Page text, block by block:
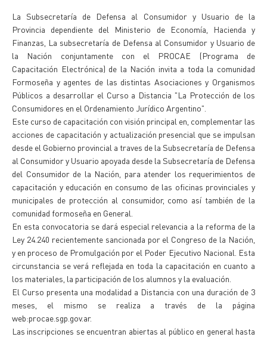
La Subsecretaría de Defensa al Consumidor y Usuario de la
Provincia dependiente del Ministerio de Economía, Hacienda y
Finanzas, La subsecretaría de Defensa al Consumidor y Usuario de
la Nación conjuntamente con el PROCAE (Programa de
Capacitación Electrónica) de la Nación invita a toda la comunidad
Formoseña y agentes de las distintas Asociaciones y Organismos
Públicos a desarrollar el Curso a Distancia "La Protección de los
Consumidores en el Ordenamiento Jurídico Argentino".
Este curso de capacitación con visión principal en, complementar las
acciones de capacitación y actualización presencial que se impulsan
desde el Gobierno provincial a traves de la Subsecretaría de Defensa
al Consumidor y Usuario apoyada desde la Subsecretaría de Defensa
del Consumidor de la Nación, para atender los requerimientos de
capacitación y educación en consumo de las oficinas provinciales y
municipales de protección al consumidor, como así también de la
comunidad formoseña en General.
En esta convocatoria se dará especial relevancia a la reforma de la
Ley 24.240 recientemente sancionada por el Congreso de la Nación,
y en proceso de Promulgación por el Poder Ejecutivo Nacional. Esta
circunstancia se verá reflejada en toda la capacitación en cuanto a
los materiales, la participación de los alumnos y la evaluación.
El Curso presenta una modalidad a Distancia con una duración de 3
meses, el mismo se realiza a través de la página
web:procae.sgp.gov.ar.
Las inscripciones se encuentran abiertas al público en general hasta